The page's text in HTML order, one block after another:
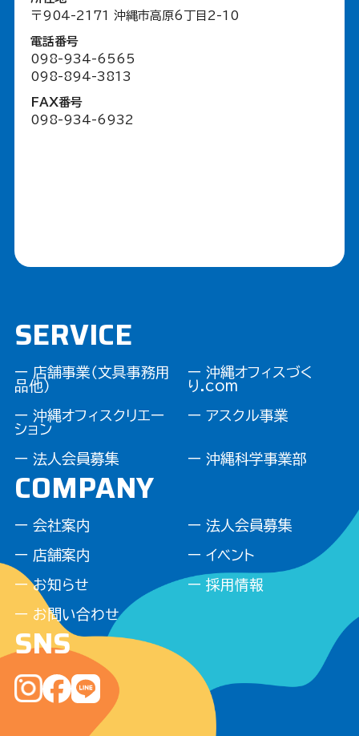
〒904-2171 沖縄市高原6丁目2-10
電話番号
098-934-6565
098-894-3813
FAX番号
098-934-6932
SERVICE
ー 店舗事業（文具事務用
品他）
ー 沖縄オフィスづく
り.com
ー 沖縄オフィスクリエー
ション
ー アスクル事業
ー 法人会員募集 ー 沖縄科学事業部
COMPANY
ー 会社案内 ー 法人会員募集
ー 店舗案内 ー イベント
ー お知らせ ー 採用情報
ー お問い合わせ
SNS